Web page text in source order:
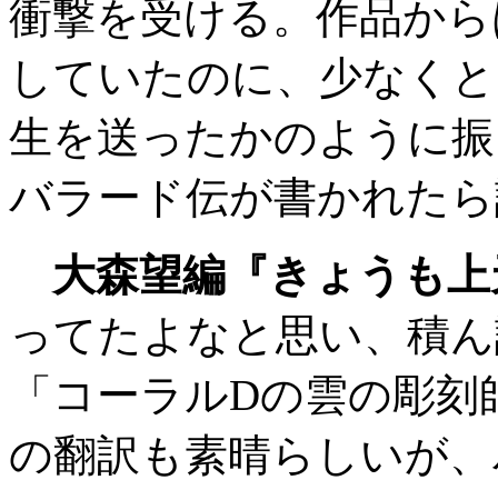
衝撃を受ける。作品か
していたのに、少なく
生を送ったかのように
バラード伝が書かれた
大森望編『きょうも
ってたよなと思い、積
「コーラルDの雲の彫
の翻訳も素晴らしいが